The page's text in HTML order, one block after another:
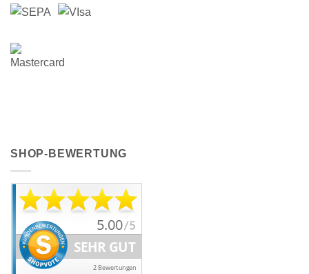
SHOP-BEWERTUNG